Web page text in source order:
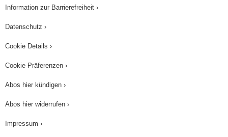
Information zur Barrierefreiheit ›
Datenschutz ›
Cookie Details ›
Cookie Präferenzen ›
Abos hier kündigen ›
Abos hier widerrufen ›
Impressum ›